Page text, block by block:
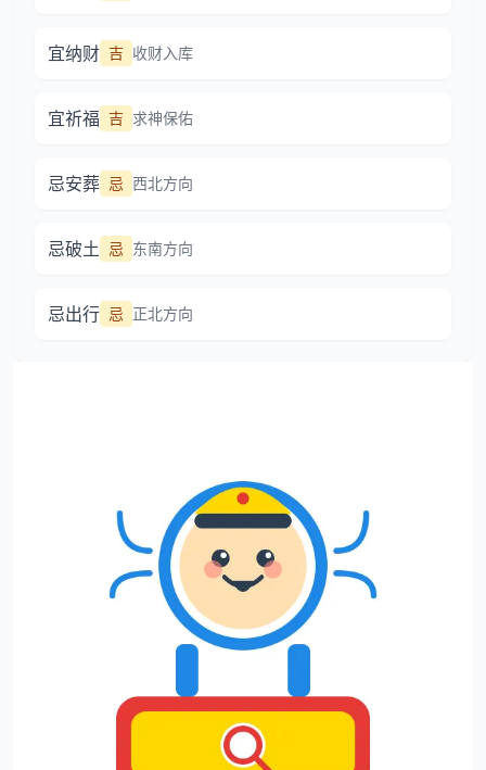
宜纳财 吉 收财入库
宜祈福 吉 求神保佑
忌安葬 忌 西北方向
忌破土 忌 东南方向
忌出行 忌 正北方向